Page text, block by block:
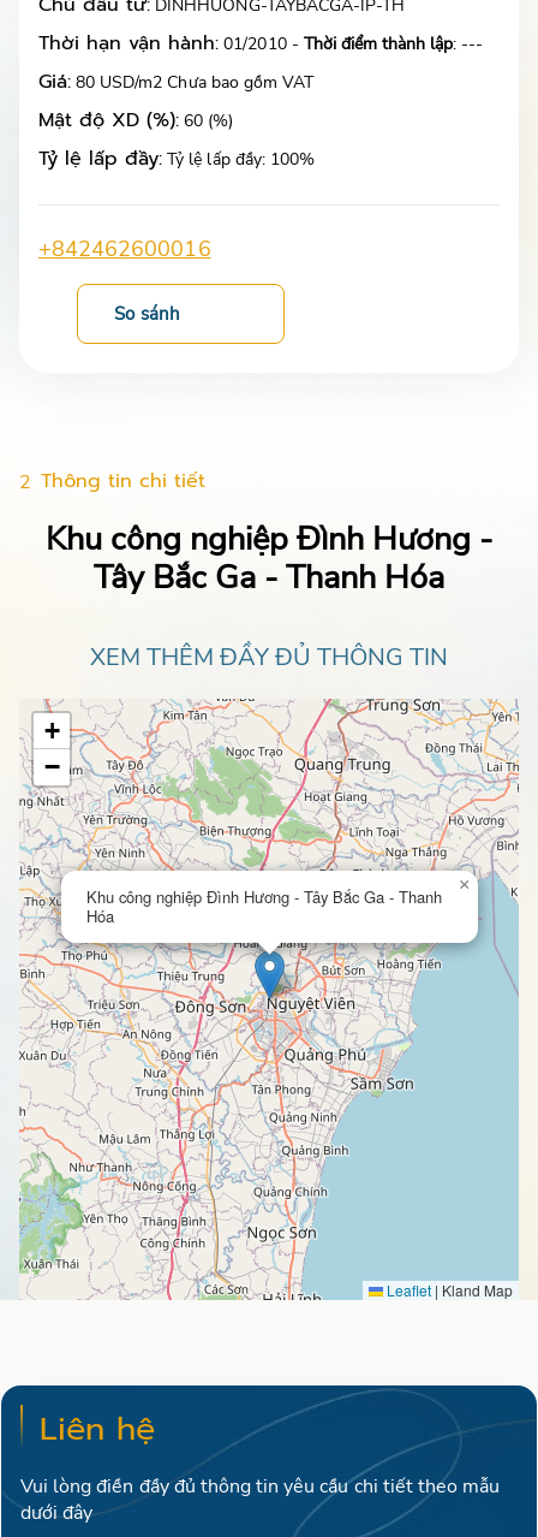
DINHHUONG-TAYBACGA-IP-TH
Thời hạn vận hành: 01/2010 - Thời điểm thành lập: ---
Giá: 80 USD/m2 Chưa bao gồm VAT
Mật độ XD (%): 60 (%)
Tỷ lệ lấp đầy: Tỷ lệ lấp đầy: 100%
+842462600016
So sánh
2 Thông tin chi tiết
Khu công nghiệp Đình Hương -
Tây Bắc Ga - Thanh Hóa
XEM THÊM ĐẦY ĐỦ THÔNG TIN
Khu công nghiệp Đình Hương - Tây Bắc Ga - Thanh
Hóa
×
+
−
Leaflet | Kland Map
Liên hệ
Vui lòng điền đầy đủ thông tin yêu cầu chi tiết theo mẫu
dưới đây